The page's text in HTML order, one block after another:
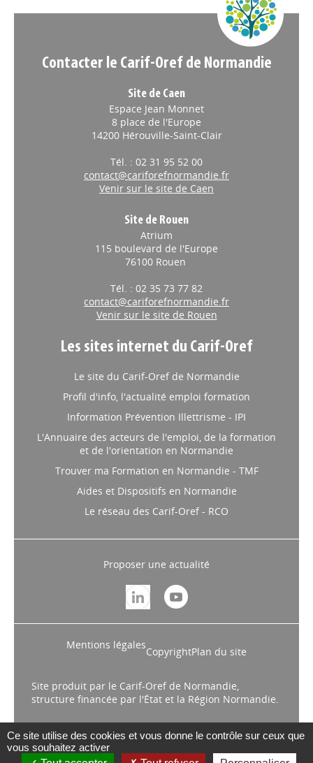
Contacter le Carif-Oref de Normandie
Site de Caen
Espace Jean Monnet
8 place de l'Europe
14200 Hérouville-Saint-Clair
Tél. : 02 31 95 52 00
contact@cariforefnormandie.fr
Venir sur le site de Caen
Site de Rouen
Atrium
115 boulevard de l'Europe
76100 Rouen
Tél. : 02 35 73 77 82
contact@cariforefnormandie.fr
Venir sur le site de Rouen
Les sites internet du Carif-Oref
Le site du Carif-Oref de Normandie
Profil d'info, l'actualité emploi formation
Information Prévention Illettrisme - IPI
L'Annuaire des acteurs de l'emploi, de la formation
et de l'orientation en Normandie
Trouver ma Formation en Normandie - TMF
Aides et Dispositifs en Normandie
Le réseau des Carif-Oref - RCO
Proposer une actualité
Mentions légales
CopyrightPlan du site
Site produit par le Carif-Oref de Normandie,
structure financée par l'État et la Région Normandie.
Ce site utilise des cookies et vous donne le contrôle sur ceux que
vous souhaitez activer